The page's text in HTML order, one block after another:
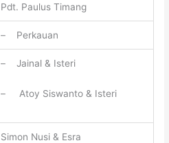
Pdt. Paulus Timang
– Perkauan
– Jainal & Isteri
– Atoy Siswanto & Isteri
Simon Nusi & Esra